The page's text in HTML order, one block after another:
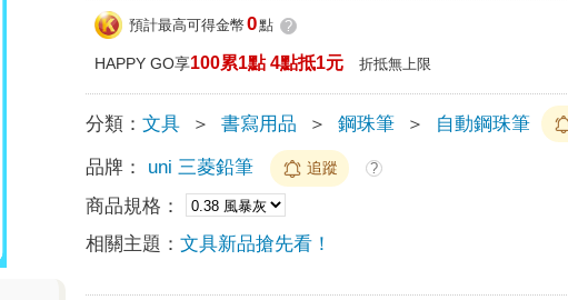
預計最高可得金幣 0點 ?
HAPPY GO享100累1點 4點抵1元 折抵無上限
分類：文具 ＞ 書寫用品 ＞ 鋼珠筆 ＞ 自動鋼珠筆
品牌： uni 三菱鉛筆 追蹤 ?
商品規格：
相關主題：文具新品搶先看！